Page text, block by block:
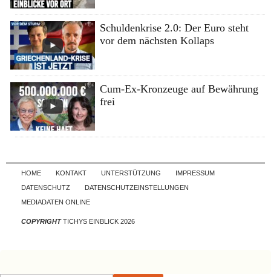
Schuldenkrise 2.0: Der Euro steht
vor dem nächsten Kollaps
Cum-Ex-Kronzeuge auf Bewährung
frei
Skip to content
HOME KONTAKT UNTERSTÜTZUNG
IMPRESSUM
DATENSCHUTZ
DATENSCHUTZEINSTELLUNGEN
MEDIADATEN ONLINE
COPYRIGHTTICHYS EINBLICK 2026